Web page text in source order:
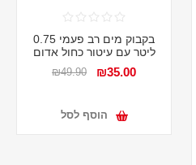
בקבוק מים רב פעמי 0.75
ליטר עם עיטור כחול אדום
₪35.00
₪49.90
הוסף לסל